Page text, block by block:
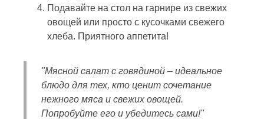
Подавайте на стол на гарнире из свежих
овощей или просто с кусочками свежего
хлеба. Приятного аппетита!
"Мясной салат с говядиной – идеальное
блюдо для тех, кто ценит сочетание
нежного мяса и свежих овощей.
Попробуйте его и убедитесь сами!"